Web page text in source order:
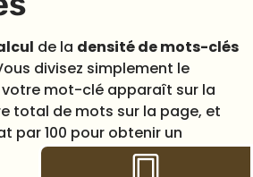
de la densité de mots-clés
divisez simplement le
mot-clé apparaît sur la
total de mots sur la page, et
par 100 pour obtenir un